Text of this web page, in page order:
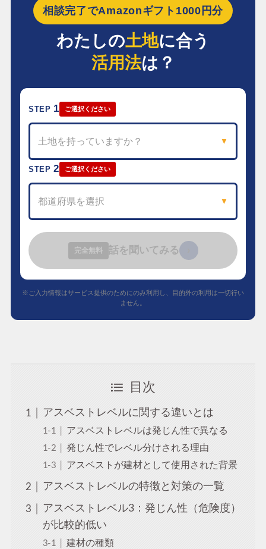
相談完了でAmazonギフト1000円分
わたしの土地に合う
活用法は？
STEP 1 ご選択ください
土地を持っていますか？ ▼
STEP2 ご選択ください
都道府県を選択 ▼
完全無料 話を聞いてみる
※ご入力情報はサービス提供のためにのみ利用し、目的外の利用は一切行い
ません。
目次
アスベストレベルに関する違いとは
アスベストレベルは発じん性で異なる
発じん性でレベル分けされる理由
アスベストが建材として使用された背景
アスベストレベルの特徴と対策の一覧
アスベストレベル3：発じん性（危険度）
が比較的低い
建材の種類